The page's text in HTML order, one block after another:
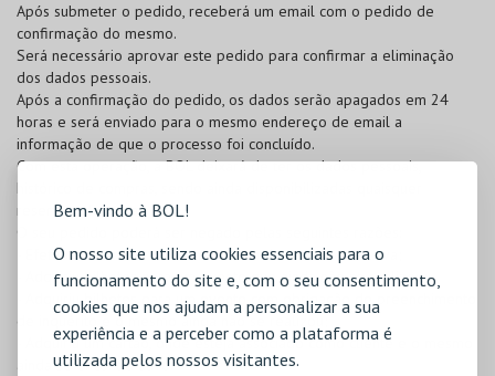
Bem-vindo à BOL!
O nosso site utiliza cookies essenciais para o
funcionamento do site e, com o seu consentimento,
cookies que nos ajudam a personalizar a sua
experiência e a perceber como a plataforma é
utilizada pelos nossos visitantes.
Após submeter o pedido, receberá um email com o pedido de
confirmação do mesmo.
Será necessário aprovar este pedido para confirmar a eliminação
dos dados pessoais.
Após a confirmação do pedido, os dados serão apagados em 24
horas e será enviado para o mesmo endereço de email a
informação de que o processo foi concluído.
Com esta operação, a BOL deixará de ter os dados pessoais,
histórico de compras, sendo ainda disponibilizadas quaisquer
reservas efetuadas.
- Efetuou uma reserva e a mesma ainda se encontra ativa;
- Adquiriu bilhetes para um evento que ainda não se realizou;
- Adquiriu bilhetes para um evento com obrigação de preenchimento
de inquérito e o mesmo ainda não se realizou;
- Adquiriu um cartão, onde esteja associado como cliente e o mesmo
ainda se encontra ativo.